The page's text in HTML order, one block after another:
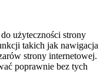
użyteczności strony
takich jak nawigacja
strony internetowej.
poprawnie bez tych